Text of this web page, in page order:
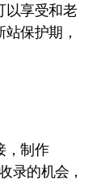
以享受和老
保护期，
，制作
录的机会，